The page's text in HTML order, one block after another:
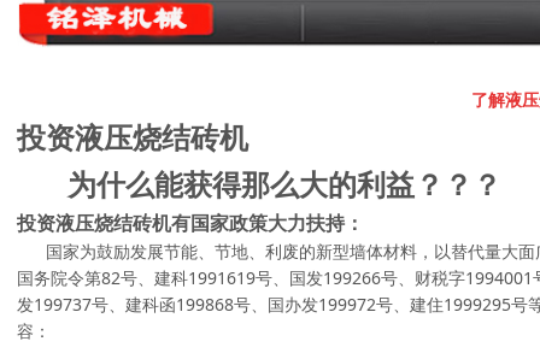
了解液
投资液压烧结砖机
为什么能获得那么大的利益 ？？？
投资液压烧结砖机有国家政策大力扶持 ：
国家为鼓励发展节能、节地、利废的新型墙体材料，以替代量大面
国务院令第82号、建科1991619号、国发199266号、财税字
发199737号、建科函199868号、国办发199972号、建住1999295号
容：